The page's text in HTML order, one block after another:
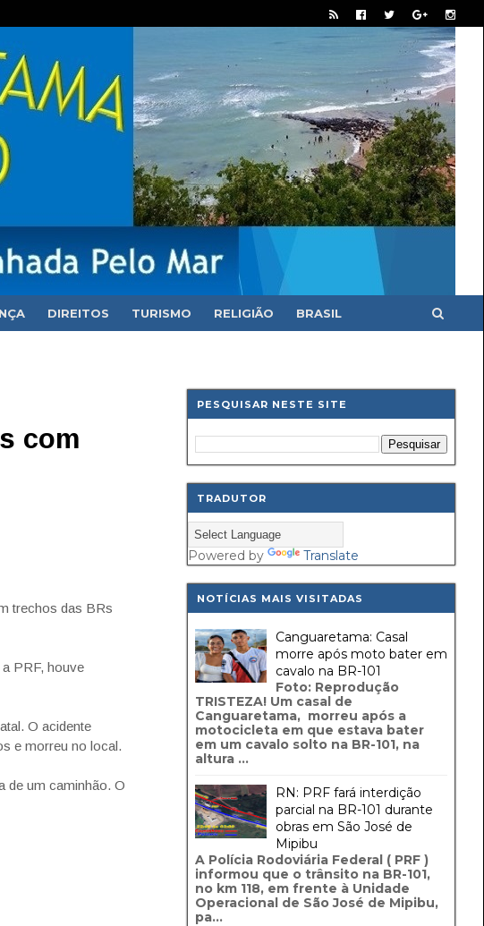
DIREITOS TURISMO RELIGIÃO BRASIL
com
trechos das BRs
PRF, houve
O acidente
e morreu no local.
de um caminhão. O
PESQUISAR NESTE SITE
TRADUTOR
Powered by Translate
NOTÍCIAS MAIS VISITADAS
Canguaretama: Casal
morre após moto bater em
cavalo na BR-101
Foto: Reprodução
TRISTEZA! Um casal de
Canguaretama, morreu após a
motocicleta em que estava bater
em um cavalo solto na BR-101, na
altura ...
RN: PRF fará interdição
parcial na BR-101 durante
obras em São José de
Mipibu
A Polícia Rodoviária Federal ( PRF )
informou que o trânsito na BR-101,
no km 118, em frente à Unidade
Operacional de São José de Mipibu,
pa...